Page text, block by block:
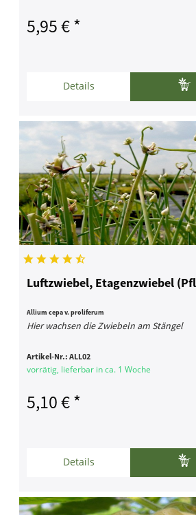
5,95 € *
Details
Luftzwiebel, Etagenzwiebel
Allium cepa v. proliferum
Hier wachsen die Zwiebeln am Stängel
Artikel-Nr.:ALL02
vorrätig, lieferbar in ca. 1 Woche
5,10 € *
Details